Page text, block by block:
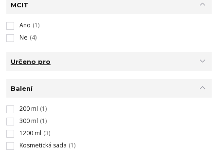
MCIT
Ano (1)
Ne (4)
Určeno pro
Balení
200 ml (1)
300 ml (1)
1200 ml (3)
Kosmetická sada (1)